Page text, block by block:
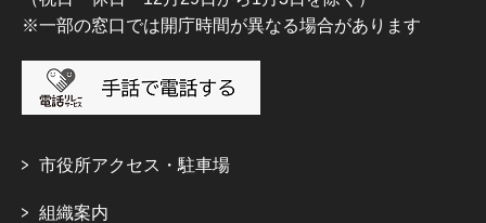
※一部の窓口では開庁時間が異なる場合があります
市役所アクセス・駐車場
組織案内